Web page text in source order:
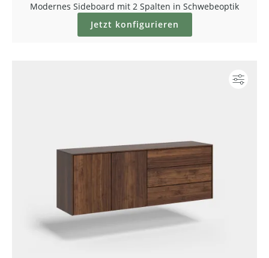
Modernes Sideboard mit 2 Spalten in Schwebeoptik
Jetzt konfigurieren